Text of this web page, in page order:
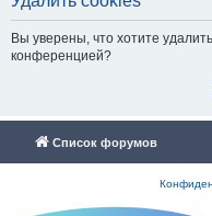
Вы уверены, что хотите
конференцией?
Список форумов